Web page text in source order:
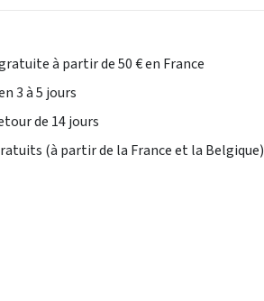
à partir de 50 € en France
3 à 5 jours
de 14 jours
(à partir de la France et la Belgique)